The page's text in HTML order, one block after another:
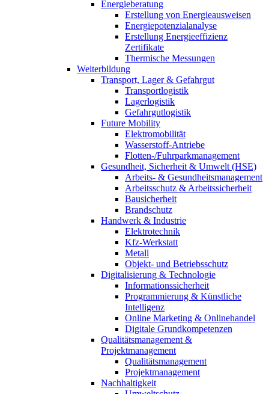
Energieberatung
Erstellung von Energieausweisen
Energiepotenzialanalyse
Erstellung Energieeffizienz
Zertifikate
Thermische Messungen
Weiterbildung
Transport, Lager & Gefahrgut
Transportlogistik
Lagerlogistik
Gefahrgutlogistik
Future Mobility
Elektromobilität
Wasserstoff-Antriebe
Flotten-/Fuhrparkmanagement
Gesundheit, Sicherheit & Umwelt (HSE)
Arbeits- & Gesundheitsmanagement
Arbeitsschutz & Arbeitssicherheit
Bausicherheit
Brandschutz
Handwerk & Industrie
Elektrotechnik
Kfz-Werkstatt
Metall
Objekt- und Betriebsschutz
Digitalisierung & Technologie
Informationssicherheit
Programmierung & Künstliche
Intelligenz
Online Marketing & Onlinehandel
Digitale Grundkompetenzen
Qualitätsmanagement &
Projektmanagement
Qualitätsmanagement
Projektmanagement
Nachhaltigkeit